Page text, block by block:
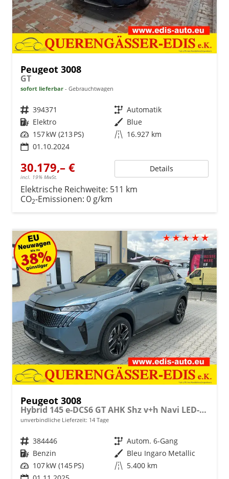
Peugeot 3008
GT
sofort lieferbar Gebrauchtwagen
Fahrzeugnr. 394371 Getriebe Automatik
Kraftstoff Elektro Außenfarbe Blue
Leistung 157 kW (213 PS) Kilometerstand 16.927 km
01.10.2024
30.179,– €
incl. 19% MwSt.
Details
Elektrische Reichweite: 511 km
CO2-Emissionen: 0 g/km
Peugeot 3008
Hybrid 145 e-DCS6 GT AHK Shz v+h Navi LED-Pixel
unverbindliche Lieferzeit: 14 Tage
Fahrzeugnr. 384446 Getriebe Autom. 6-Gang
Kraftstoff Benzin Außenfarbe Bleu Ingaro Metallic
Leistung 107 kW (145 PS) Kilometerstand 5.400 km